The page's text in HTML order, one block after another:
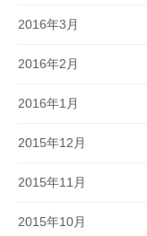
2016年3月
2016年2月
2016年1月
2015年12月
2015年11月
2015年10月